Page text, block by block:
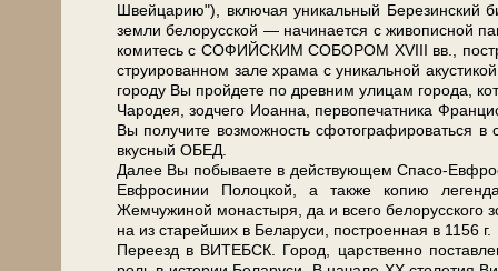
Швей­ца­рию"), вклю­чая уни­каль­ный
зем­ли бе­ло­рус­ской — на­чи­на­ет­ся с жи­во­пис­ной
ко­ми­тесь с СОФИЙСКИМ СОБОРОМ XVIII вв.,
стру­и­ро­ван­ном за­ле хра­ма с уни­каль­ной
го­ро­ду Вы прой­де­те по древним ули­цам го­ро­да,
Чародея, зод­че­го Иоан­на, пер­во­пе­чат­ни­ка
Вы получите воз­мож­ность
вкус­ный ОБЕД.
Да­лее Вы по­бы­ва­е­те в дей­ству­ю­щем Спасо-
Ев­фро­си­нии По­лоц­кой, а так­же копию
Жемчужиной мо­на­сты­ря, да и все­го бе­ло­рус­ско­го
на из ста­рей­ших в Бе­ла­ру­си, по­стро­ен­ная в 1156 г.
Пе­ре­езд в ВИТЕБСК. Город, цар­ствен­но